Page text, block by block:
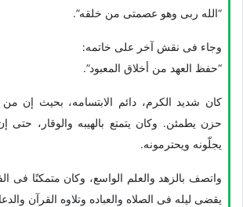
“الله ربی وهو عصمتی من خلقه”.
وجاء فی نقش آخر على خاتمه:
“حفظ العهد من أخلاق المعبود”.
کان شدید الکرم، دائم الابتسامه، بحیث إن
حزن یطمئن. وکان یتمتع بالهیبه والوقار، حتى
یجلّونه ویحترمونه.
واتصف بالزهد والعلم الواسع، وکان متمکنًا فی
یقضی لیله فی الصلاه والعباده وتلاوه القرآن